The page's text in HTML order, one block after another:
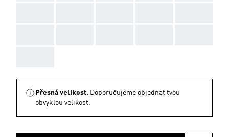
Přesná velikost. Doporučujeme objednat tvou
obvyklou velikost.